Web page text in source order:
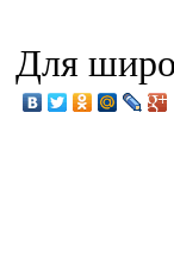
Для